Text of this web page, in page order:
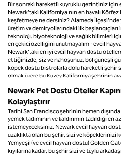
Bir sonraki hareketli kuyruklu gezintiniz için
Newark'taki Kaliforniya'nın en havalı
keşfetmeye ne dersiniz? Alameda İlçesi'nde
üretim ve demiryollarındaki ilk başlangıçları
teknoloji, biyoteknoloji ve sağlık bilimleri
en çekici özelliğini unutmayalım - evcil
Newark'taki en iyi evcil hayvan dostu
ettiğinizde, siz ve nahoşunuz, bol güneşli
köpek dostu bistrolarla dolu hareketli şehir
olmak üzere bu Kuzey Kaliforniya şehrinin
Newark Pet Dostu Oteller
Kolaylaştırır
Tarihi San Francisco şehrinin hemen
yemek tadımının ve kaldırımın tadıldığı en
istemeyeceksiniz. Newark evcil hayvan
uzaklıkta olan bu şehir, sizi ve köpeklerinizi
Yemyeşil (ve evcil hayvan dostu) Golden
kıyılarına kadar, bu şehir sizi ve tüylü